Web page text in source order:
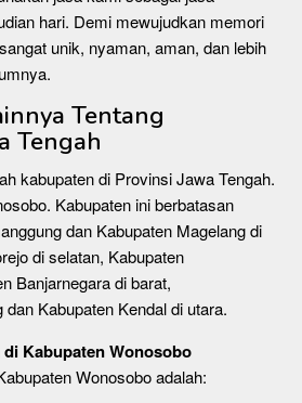
hari. Demi mewujudkan memori
unik, nyaman, aman, dan lebih
Tentang
Tengah
kabupaten di Provinsi Jawa Tengah.
Kabupaten ini berbatasan
dan Kabupaten Magelang di
di selatan, Kabupaten
Banjarnegara di barat,
Kabupaten Kendal di utara.
di Kabupaten Wonosobo
Wonosobo adalah: